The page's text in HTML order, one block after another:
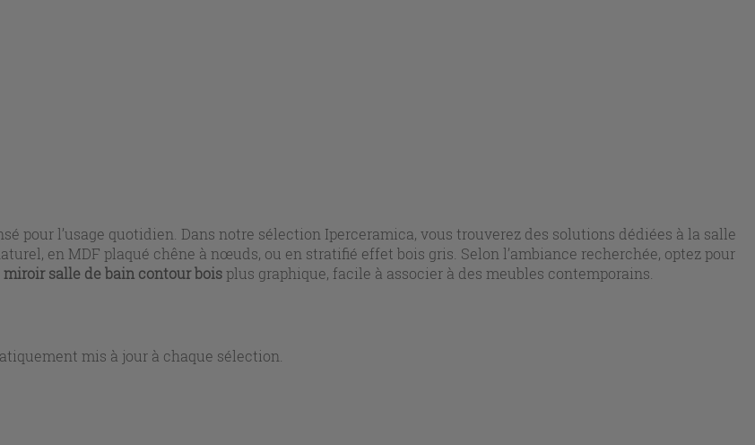
pour l’usage quotidien. Dans notre sélection Iperceramica, vous trouverez des solutions dédiées à la salle
en MDF plaqué chêne à nœuds, ou en stratifié effet bois gris. Selon l’ambiance recherchée, optez pour
miroir salle de bain contour boisplus graphique, facile à associer à des meubles contemporains.
mis à jour à chaque sélection.